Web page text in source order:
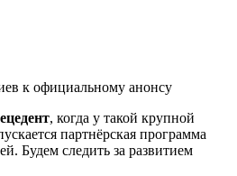
к официальному анонсу
, когда у такой крупной
партнёрская программа
Будем следить за развитием